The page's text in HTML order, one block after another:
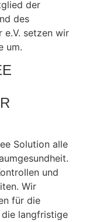
der
des
e.V. setzen wir
um.
Solution alle
und
Wir
für die
die langfristige